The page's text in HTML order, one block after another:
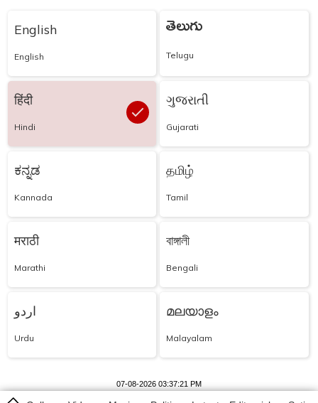
English
English
తెలుగు
Telugu
हिंदी
Hindi
ગુજરાતી
Gujarati
ಕನ್ನಡ
Kannada
தமிழ்
Tamil
मराठी
Marathi
বাঙ্গালী
Bengali
اردو
Urdu
മലയാളം
Malayalam
07-08-2026 03:37:21 PM